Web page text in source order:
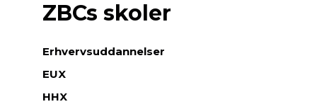
ZBCs skoler
Erhvervsuddannelser
EUX
HHX